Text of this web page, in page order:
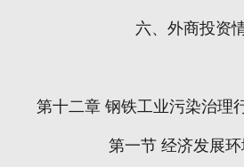
六、外商投资
第十二章 钢铁工业污染治理
第一节 经济发展